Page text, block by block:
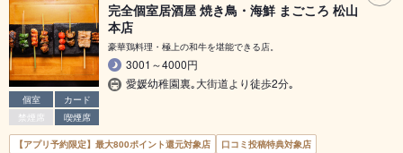
個室
カード
禁煙席
喫煙席
完全個室居酒屋 焼き鳥・海鮮 まごころ 松山
本店
豪華鶏料理・極上の和牛を堪能できる店。
3001～4000円
愛媛幼稚園裏｡大街道より徒歩2分｡
【アプリ予約限定】最大800ポイント還元対象店
口コミ投稿特典対象店